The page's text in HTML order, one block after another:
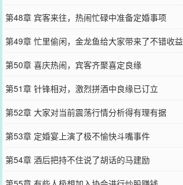
第48章 宾客来往，热闹忙碌中准备定婚事项
第49章 忙里偷闲，金龙鱼给大家带来了不错收益
第50章 喜庆热闹，宾客齐聚喜定良缘
第51章 针锋相对，激烈拼酒中良缘已订立
第52章 大家对当前震荡行情分析得有理有据
第53章 定婚宴上演了极不愉快斗嘴事件
第54章 酒后把持不住说了胡话的马建励